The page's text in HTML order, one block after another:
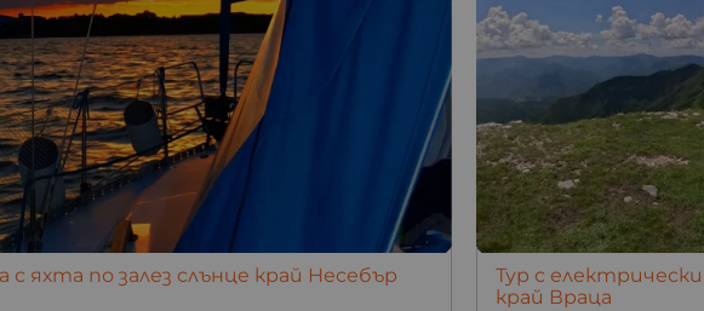
с яхта по залез слънце край Несебър
Тур с
край Враца